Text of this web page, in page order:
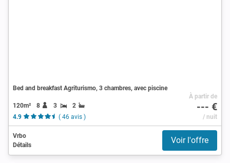
Bed and breakfast Agriturismo, 3 chambres, avec piscine
120m² 8 3
2
4.9
( 46 avis )
À partir de
--- €
/ nuit
Vrbo
Détails
Voir l'offre